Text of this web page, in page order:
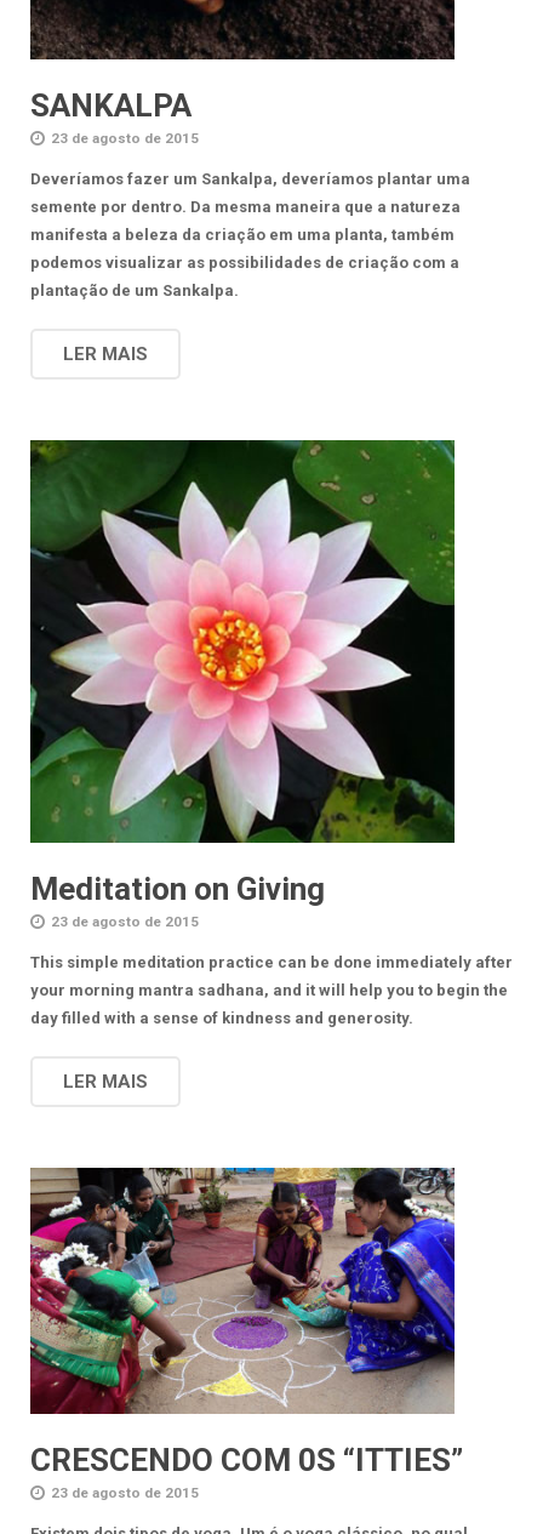
SANKALPA
23 de agosto de 2015
Deveríamos fazer um Sankalpa, deveríamos plantar uma
semente por dentro. Da mesma maneira que a natureza
manifesta a beleza da criação em uma planta, também
podemos visualizar as possibilidades de criação com a
plantação de um Sankalpa.
LER MAIS
Meditation on Giving
23 de agosto de 2015
This simple meditation practice can be done immediately after
your morning mantra sadhana, and it will help you to begin the
day filled with a sense of kindness and generosity.
LER MAIS
CRESCENDO COM 0S “ITTIES”
23 de agosto de 2015